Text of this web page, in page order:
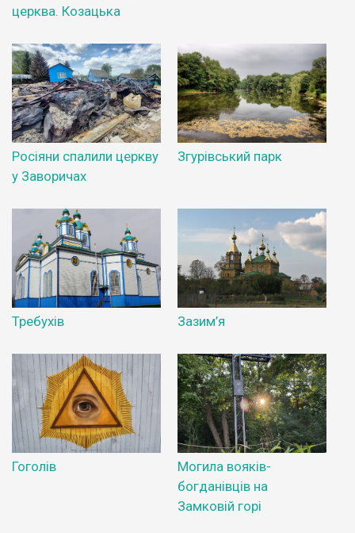
церква. Козацька
Росіяни спалили церкву
у Заворичах
Згурівський парк
Требухів Зазим’я
Гоголів
Могила вояків-
богданівців на
Замковій горі